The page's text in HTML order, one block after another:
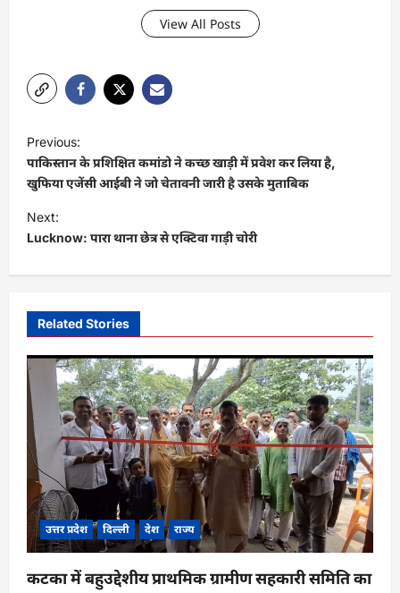
View All Posts
o
s
t
n
a
g
a
t
i
o
n
Previous:
पाकिस्तान के प्रशिक्षित कमांडो ने कच्छ खाड़ी में प्रवेश कर लिया है,
खुफिया एजेंसी आईबी ने जो चेतावनी जारी है उसके मुताबिक
Next:
Lucknow: पारा थाना छेत्र से एक्टिवा गाड़ी चोरी
Related Stories
उत्तर प्रदेश दिल्ली देश राज्य
कटका में बहुउद्देशीय प्राथमिक ग्रामीण सहकारी समिति का